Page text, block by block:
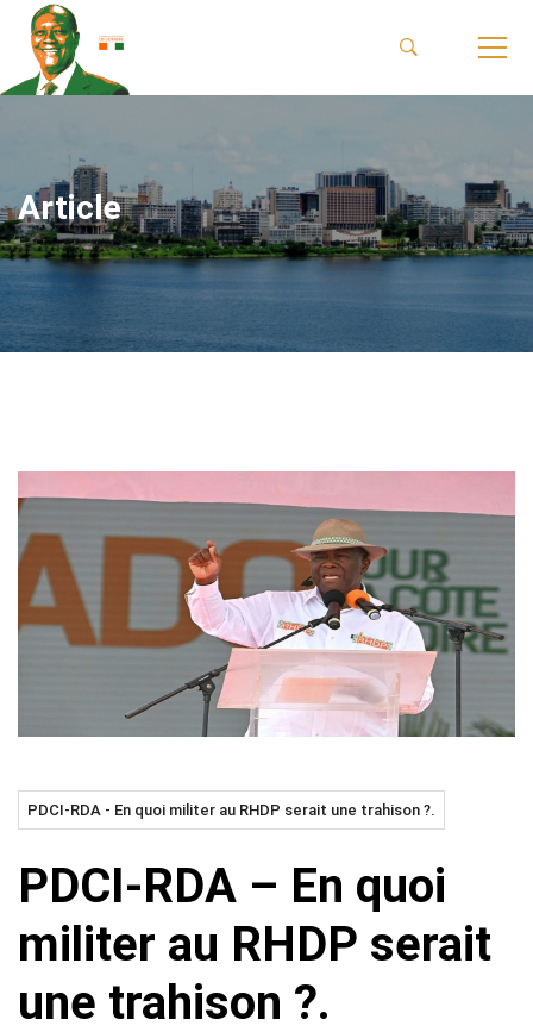
Article
PDCI-RDA - En quoi militer au RHDP serait une trahison ?.
PDCI-RDA – En quoi
militer au RHDP serait
une trahison ?.